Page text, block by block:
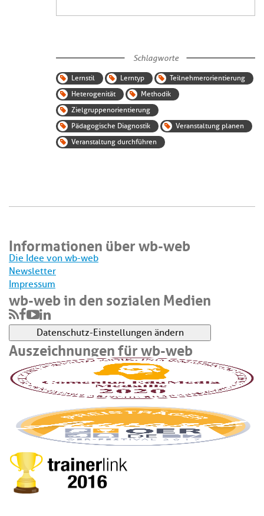
Schlagworte
Lernstil Lerntyp
Teilnehmerorientierung
Heterogenität
Methodik
Zielgruppenorientierung
Pädagogische Diagnostik
Veranstaltung planen
Veranstaltung durchführen
Informationen über wb-web
Die Idee von wb-web
Newsletter
Impressum
wb-web in den sozialen Medien
Datenschutz-Einstellungen ändern
Auszeichnungen für wb-web